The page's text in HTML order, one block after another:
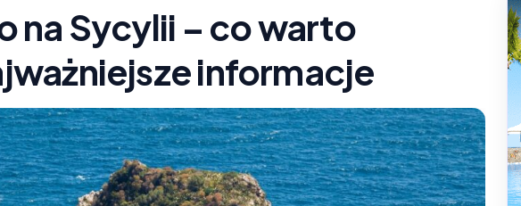
na Sycylii – co warto
informacje